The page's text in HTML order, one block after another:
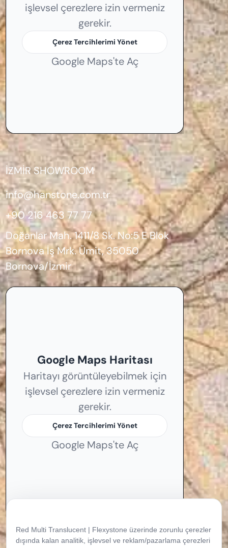
işlevsel çerezlere izin vermeniz
gerekir.
Çerez Tercihlerimi Yönet
Google Maps'te Aç
İZMİR SHOWROOM
info@hanstone.com.tr
+90 216 463 77 77
Doğanlar Mah. 1411/8 Sk. No:5 E Blok
Bornova İş Mrk. Ümit, 35050
Bornova/İzmir
Google Maps Haritası
Haritayı görüntüleyebilmek için
işlevsel çerezlere izin vermeniz
gerekir.
Çerez Tercihlerimi Yönet
Google Maps'te Aç
Red Multi Translucent | Flexystone üzerinde zorunlu çerezler
dışında kalan analitik, işlevsel ve reklam/pazarlama çerezleri